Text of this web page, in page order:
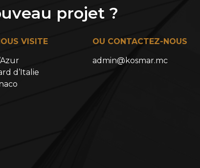
projet ?
VISITE
d’Italie
OU CONTACTEZ-NOUS
admin@kosmar.mc